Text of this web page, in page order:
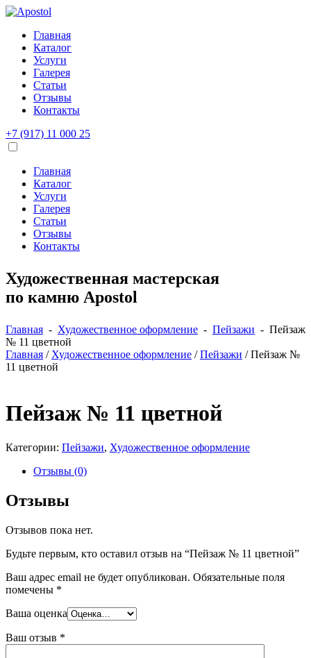
Главная
Каталог
Услуги
Галерея
Статьи
Отзывы
Контакты
+7 (917) 11 000 25
Главная
Каталог
Услуги
Галерея
Статьи
Отзывы
Контакты
Художественная мастерская
по камню Apostol
Главная - Художественное оформление - Пейзажи - Пейзаж
№ 11 цветной
Главная / Художественное оформление /Пейзажи / Пейзаж №
11 цветной
Пейзаж № 11 цветной
Категории: Пейзажи, Художественное оформление
Отзывы (0)
Отзывы
Отзывов пока нет.
Будьте первым, кто оставил отзыв на “Пейзаж № 11 цветной”
Ваш адрес email не будет опубликован. Обязательные поля
помечены *
Ваша оценка
Ваш отзыв *